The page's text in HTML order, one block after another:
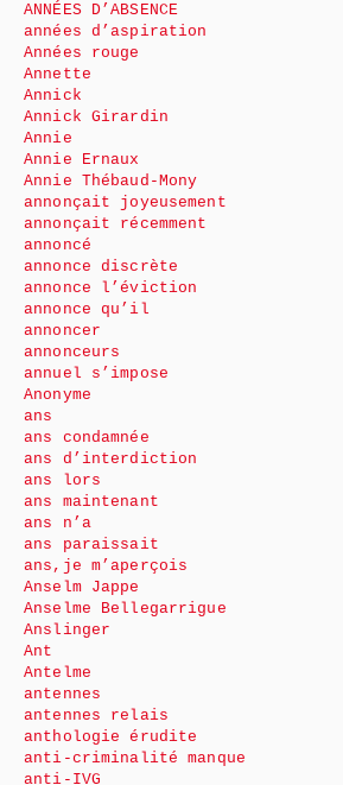
ANNÉES D’ABSENCE
années d’aspiration
Années rouge
Annette
Annick
Annick Girardin
Annie
Annie Ernaux
Annie Thébaud-Mony
annonçait joyeusement
annonçait récemment
annoncé
annonce discrète
annonce l’éviction
annonce qu’il
annoncer
annonceurs
annuel s’impose
Anonyme
ans
ans condamnée
ans d’interdiction
ans lors
ans maintenant
ans n’a
ans paraissait
ans,je m’aperçois
Anselm Jappe
Anselme Bellegarrigue
Anslinger
Ant
Antelme
antennes
antennes relais
anthologie érudite
anti-criminalité manque
anti-IVG